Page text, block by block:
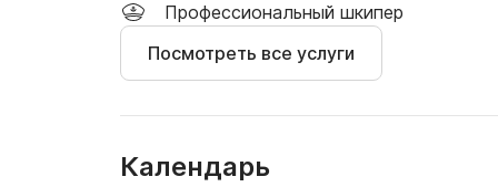
Профессиональный шкипер
Посмотреть все услуги
Календарь